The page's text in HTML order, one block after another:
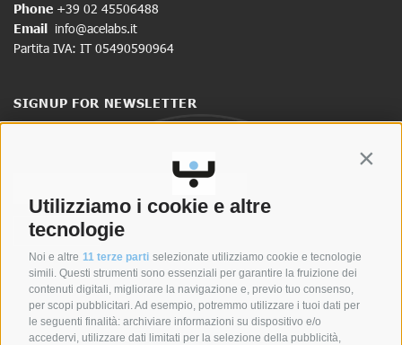
Utilizziamo i cookie e altre
tecnologie
Noi e altre 11 terze parti selezionate utilizziamo cookie e tecnologie
simili. Questi strumenti sono essenziali per garantire la fruizione dei
contenuti digitali, migliorare la navigazione e, previo tuo consenso,
per scopi pubblicitari. Ad esempio, potremmo utilizzare i tuoi dati per
le seguenti finalità: archiviare informazioni su dispositivo e/o
accedervi, utilizzare dati limitati per la selezione della pubblicità,
Phone +39 02 45506488
Email info@acelabs.it
Partita IVA: IT 05490590964
SIGNUP FOR NEWSLETTER
SYNCRO GROUP COMPANIES: